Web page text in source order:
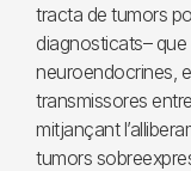
tracta de tumors
diagnosticats– que
neuroendocrines,
transmissores
mitjançant
tumors